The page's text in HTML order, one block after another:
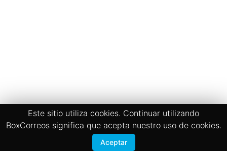
Este sitio utiliza cookies. Continuar utilizando
BoxCorreos significa que acepta nuestro uso de cookies.
Aceptar